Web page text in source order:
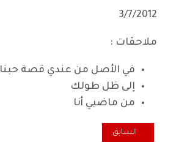
3/7/2012
ملاحڤات :
في الأصل من عندي قصة حبنا
إلى ظل طولك
من ماضيي أنا
المقال السابق: أنا وهي والجثة
السابق